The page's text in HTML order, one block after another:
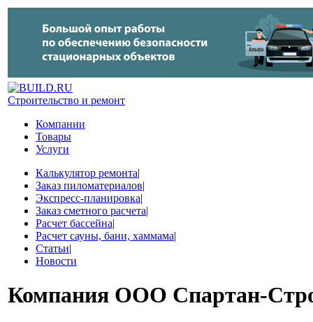
Строительство и ремонт
Компании
Товары
Услуги
Калькулятор ремонта|
Заказ пиломатериалов|
Экспресс-планировка|
Заказ сметного расчета|
Расчет бассейна|
Расчет сауны, бани, хаммама|
Статьи|
Новости
Компания ООО Спартан-